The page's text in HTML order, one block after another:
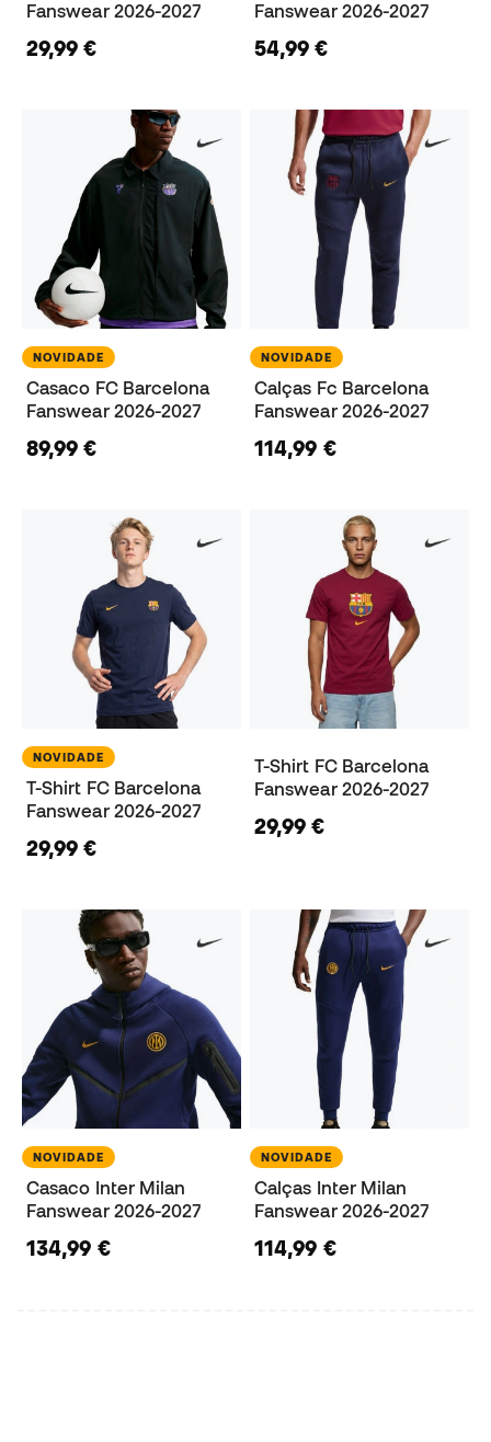
Fanswear 2026-2027
29,99 €
Fanswear 2026-2027
54,99 €
NOVIDADE
Casaco FC Barcelona
Fanswear 2026-2027
89,99 €
NOVIDADE
Calças Fc Barcelona
Fanswear 2026-2027
114,99 €
NOVIDADE
T-Shirt FC Barcelona
Fanswear 2026-2027
29,99 €
T-Shirt FC Barcelona
Fanswear 2026-2027
29,99 €
NOVIDADE
Casaco Inter Milan
Fanswear 2026-2027
134,99 €
NOVIDADE
Calças Inter Milan
Fanswear 2026-2027
114,99 €